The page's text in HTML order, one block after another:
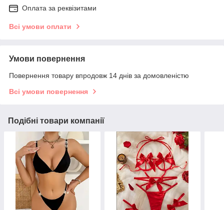
Оплата за реквізитами
Всі умови оплати
Умови повернення
Повернення товару впродовж 14 днів за домовленістю
Всі умови повернення
Подібні товари компанії